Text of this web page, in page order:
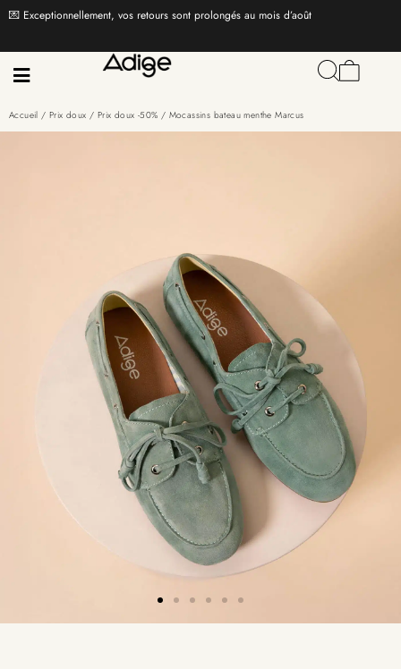
💌 Exceptionnellement, vos retours sont prolongés au mois d’août
Accueil /Prix doux / Prix doux -50% / Mocassins bateau menthe Marcus